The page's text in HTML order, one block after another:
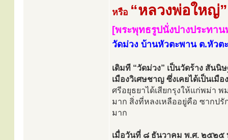
หรือ “หลวงพ่อใหญ่”
[พระพุทธรูปนั่งปางประทา
วัดม่วง บ้านหัวตะพาน ต.หัวต
เดิมที “วัดม่วง” เป็นวัดร้าง สัน
เมืองวิเศษชาญ ซึ่งเคยได้เป็นเมื
ศรีอยุธยาได้เสียกรุงให้แก่พม่า
มาก สิ่งที่หลงเหลืออยู่คือ ซากป
มาก
เมื่อวันที่ ๘ ธันวาคม พ.ศ. ๒๕๒๕